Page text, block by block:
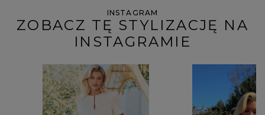
INSTAGRAM
ZOBACZ TĘ STYLIZACJĘ NA
INSTAGRAMIE